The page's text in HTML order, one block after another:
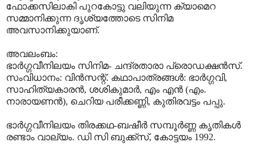
ഫോക്കസിലാകി പുറകോട്ടു വലിയുന്ന ക്യാമെറ
സമ്മാനിക്കുന്ന ദൃശ്യത്തോടെ സിനിമ
അവസാനിക്കുയാണ്.
അവലംബം:
ഭാർഗ്ഗവീനിലയം സിനിമ- ചന്ദ്രതാരാ പ്രൊഡക്ഷൻസ്.
സംവിധാനം: വിൻസന്റ്. കഥാപാത്രങ്ങൾ: ഭാർഗ്ഗവി,
സാഹിത്യകാരൻ, ശശികുമാർ, എം എൻ (എം.
നാരായണൻ), ചെറിയ പരീക്കണ്ണി, കുതിരവട്ടം പപ്പു.
ഭാർഗ്ഗവീനിലയം തിരക്കഥ-ബഷീർ സമ്പൂർണ്ണ കൃതികൾ
രണ്ടാം വാല്യം. ഡി സി ബുക്ക്സ്, കോട്ടയം 1992.